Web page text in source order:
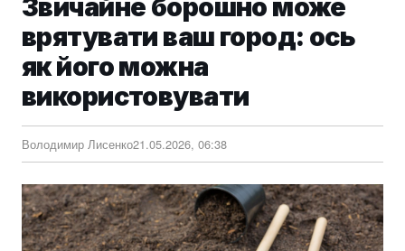
Звичайне борошно може
врятувати ваш город: ось
як його можна
використовувати
Володимир Лисенко21.05.2026, 06:38